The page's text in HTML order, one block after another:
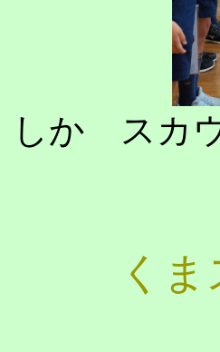
しか スカ
く